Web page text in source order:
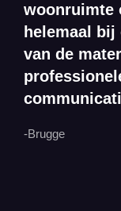
woonruimte
helemaal
van de
-Brugge